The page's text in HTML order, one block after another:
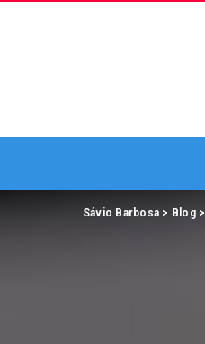
Sávio Barbosa > Blog>